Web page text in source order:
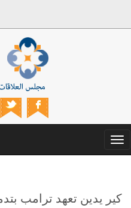
Toggle
navigation
كير يدين تعهد ترامب